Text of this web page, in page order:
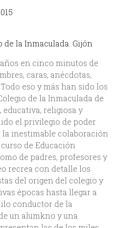
de la Inmaculada. Gijón
en cinco minutos de
caras, anécdotas,
eso y más han sido los
de la Inmaculada de
educativa, religiosa y
el privilegio de poder
inestimable colaboración
de Educación
de padres, profesores y
recrea con detalle los
del origen del colegio y
épocas hasta llegar a
conductor de la
un alumkno y una